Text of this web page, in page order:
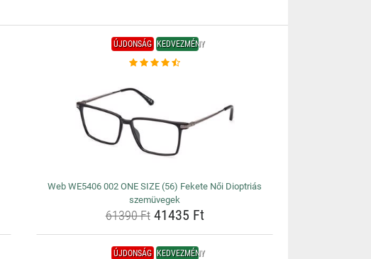
ÚJDONSÁG KEDVEZMÉNY
Web WE5406 002 ONE SIZE (56) Fekete Női Dioptriás
szemüvegek
61390 Ft41435 Ft
ÚJDONSÁG KEDVEZMÉNY